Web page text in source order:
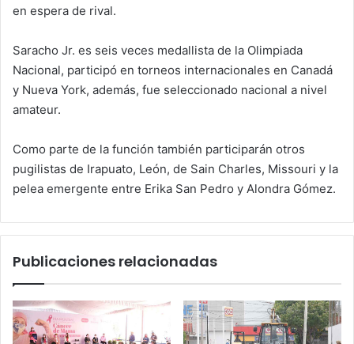
en espera de rival.
Saracho Jr. es seis veces medallista de la Olimpiada
Nacional, participó en torneos internacionales en Canadá
y Nueva York, además, fue seleccionado nacional a nivel
amateur.
Como parte de la función también participarán otros
pugilistas de Irapuato, León, de Sain Charles, Missouri y la
pelea emergente entre Erika San Pedro y Alondra Gómez.
Publicaciones relacionadas